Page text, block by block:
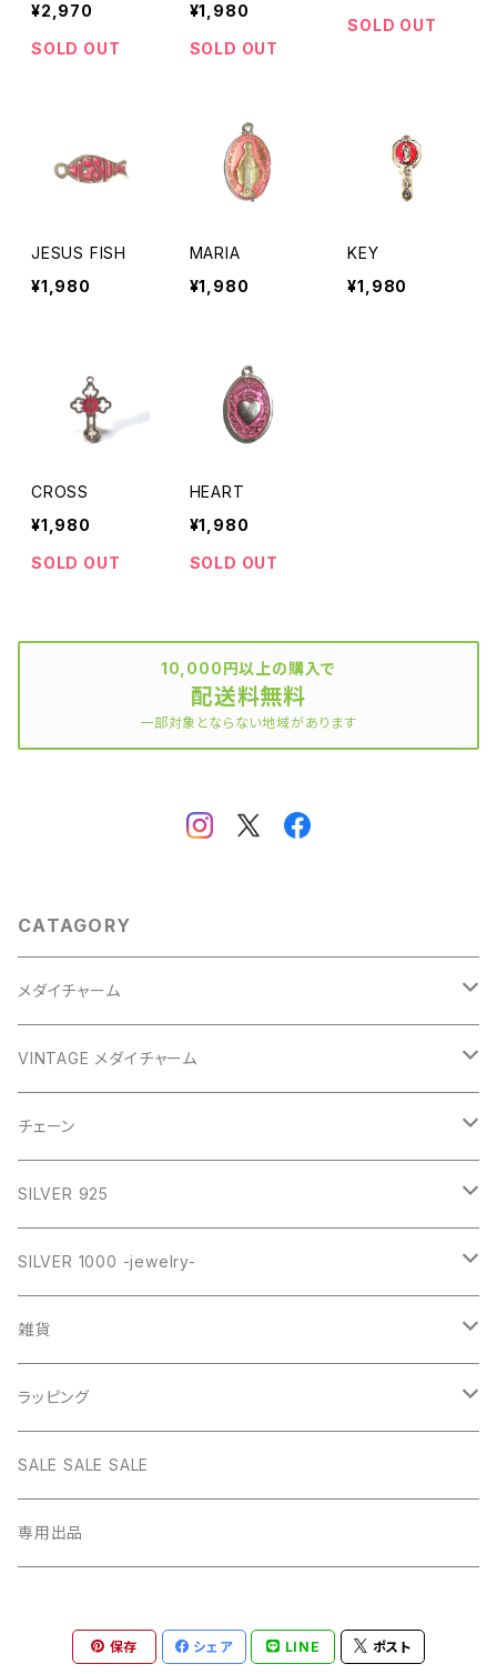
¥2,970
SOLD OUT
¥1,980
SOLD OUT
SOLD OUT
JESUS FISH
¥1,980
MARIA
¥1,980
KEY
¥1,980
CROSS
¥1,980
SOLD OUT
HEART
¥1,980
SOLD OUT
10,000円以上の購入で
配送料無料
一部対象とならない地域があります
CATAGORY
メダイチャーム
GOLD
GOLD
SILVER
PICTURE
RED
SILVER
GOLD
SILVER
PICTURE
VINTAGE
STAINLESS
VINTAGE メダイチャーム
CROSS
HEART
RING
チェーン
ネックレス
ネックレス SILVER925
ネックレス GOLD
SILVER 925
RING collection
daily
star
BANGLE
CHOKER
EARRING
SILVER 1000 -jewelry-
オリジナルチャーム
チェーン
雑貨
インテリア
MEXICAN CROSS
オリジナルポーチ
Pouch S
Pouch L
ナップサック
ラッピング
ネックレスギフトBOX
ラッピング
SALE SALE SALE
専用出品
保存 シェア LINE ポスト